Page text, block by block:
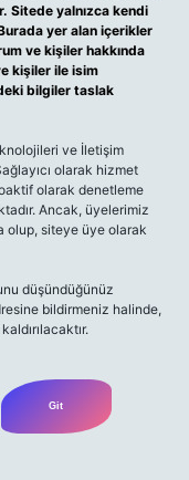
Sitede yalnızca kendi
yer alan içerikler
ve kişiler hakkında
kişiler ile isim
bilgiler taslak
ve İletişim
olarak hizmet
olarak denetleme
Ancak, üyelerimiz
olup, siteye üye olarak
düşündüğünüz
bildirmeniz halinde,